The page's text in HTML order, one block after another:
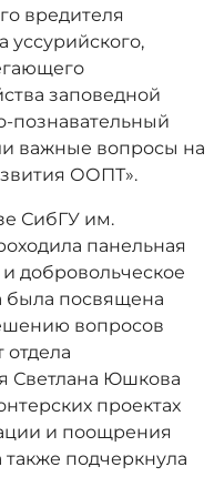
вредителя
уссурийского,
заповедной
познавательный
важные вопросы на
ООПТ».
СибГУ им.
панельная
добровольческое
была посвящена
вопросов
Светлана Юшкова
проектах
и поощрения
также подчеркнула